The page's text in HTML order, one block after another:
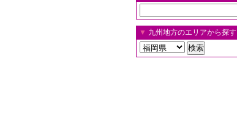
▼ 九州地方のエリアから探す